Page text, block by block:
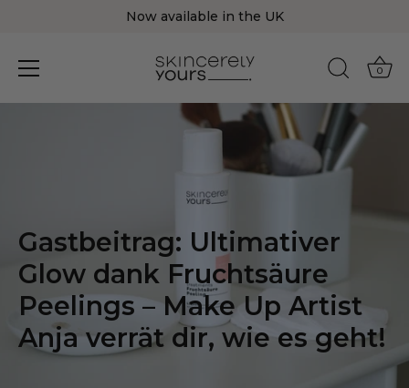
Now available in the UK
0
Gastbeitrag: Ultimativer
Glow dank Fruchtsäure
Peelings – Make Up Artist
Anja verrät dir, wie es geht!